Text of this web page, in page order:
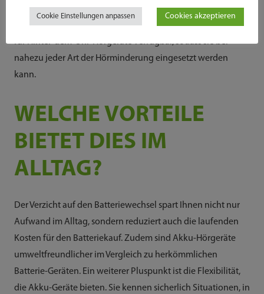
Die neue Akku-Technologie ist sowohl für Im-Ohr- als auch
für Hinter-dem-Ohr-Hörgeräte verfügbar, sodass sie bei
nahezu jeder Art der Hörminderung eingesetzt werden
kann.
WELCHE VORTEILE
BIETET DIES IM
ALLTAG?
Der Verzicht auf den Batteriewechsel spart Ihnen nicht nur
Aufwand im Alltag, sondern reduziert auch die laufenden
Kosten für den Batteriekauf. Zudem sind Akku-Hörgeräte
umweltfreundlicher im Vergleich zu herkömmlichen
Batterie-Geräten. Ein weiterer Pluspunkt ist die Flexibilität,
die Akku-Geräte bieten. Sie kennen sicherlich Situationen, in
Cookie Einstellungen anpassen Cookies akzeptieren